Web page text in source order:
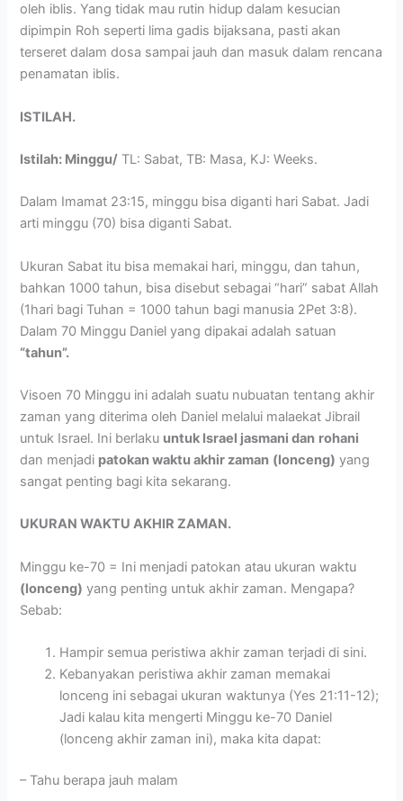
oleh iblis. Yang tidak mau rutin hidup dalam kesucian
dipimpin Roh seperti lima gadis bijaksana, pasti akan
terseret dalam dosa sampai jauh dan masuk dalam rencana
penamatan iblis.
ISTILAH.
Istilah: Minggu/ TL: Sabat, TB: Masa, KJ: Weeks.
Dalam Imamat 23:15, minggu bisa diganti hari Sabat. Jadi
arti minggu (70) bisa diganti Sabat.
Ukuran Sabat itu bisa memakai hari, minggu, dan tahun,
bahkan 1000 tahun, bisa disebut sebagai “hari” sabat Allah
(1hari bagi Tuhan = 1000 tahun bagi manusia 2Pet 3:8).
Dalam 70 Minggu Daniel yang dipakai adalah satuan
“tahun”.
Visoen 70 Minggu ini adalah suatu nubuatan tentang akhir
zaman yang diterima oleh Daniel melalui malaekat Jibrail
untuk Israel. Ini berlaku untuk Israel jasmani dan rohani
dan menjadi patokan waktu akhir zaman (lonceng) yang
sangat penting bagi kita sekarang.
UKURAN WAKTU AKHIR ZAMAN.
Minggu ke-70 = Ini menjadi patokan atau ukuran waktu
(lonceng) yang penting untuk akhir zaman. Mengapa?
Sebab:
Hampir semua peristiwa akhir zaman terjadi di sini.
Kebanyakan peristiwa akhir zaman memakai
lonceng ini sebagai ukuran waktunya (Yes 21:11-12);
Jadi kalau kita mengerti Minggu ke-70 Daniel
(lonceng akhir zaman ini), maka kita dapat:
– Tahu berapa jauh malam